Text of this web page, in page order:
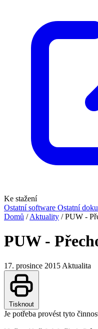
Ke stažení
Ostatní software Ostatní
Domů / Aktuality / PUW -
PUW -
17. prosince 2015 Aktualita
Tisknout
Je potřeba provést tyto